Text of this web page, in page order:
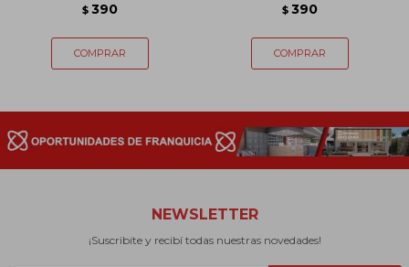
$ 390 $ 390
NEWSLETTER
¡Suscribite y recibí todas nuestras novedades!